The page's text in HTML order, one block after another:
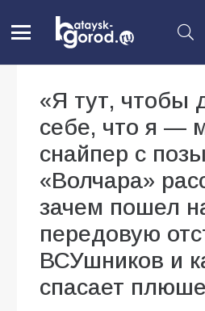
«Я тут, чтобы
себе, что я —
снайпер с
«Волчара»
зачем пошел
передовую
ВСУшников и
спасает